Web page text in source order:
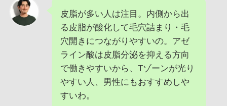
皮脂が多い人は注目。内側から出
る皮脂が酸化して毛穴詰まり・毛
穴開きにつながりやすいの。アゼ
ライン酸は皮脂分泌を抑える方向
で働きやすいから、Tゾーンが光り
やすい人、男性にもおすすめしや
すいわ。